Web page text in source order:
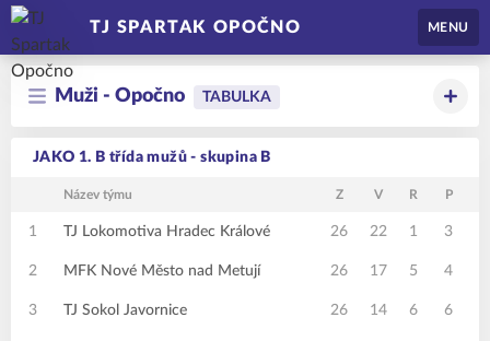
TJ SPARTAK OPOČNO MENU
Muži - Opočno TABULKA
JAKO 1. B třída mužů - skupina B
Název týmu Z V R P
1 TJ Lokomotiva Hradec Králové 26 22 1 3
2 MFK Nové Město nad Metují 26 17 5 4
3 TJ Sokol Javornice 26 14 6 6